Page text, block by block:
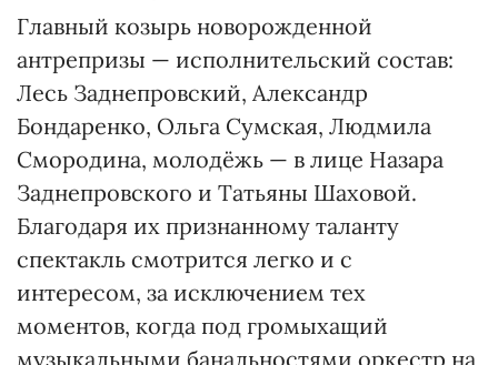
Главный козырь новорожденной
антрепризы — исполнительский состав:
Лесь Заднепровский, Александр
Бондаренко, Ольга Сумская, Людмила
Смородина, молодёжь — в лице Назара
Заднепровского и Татьяны Шаховой.
Благодаря их признанному таланту
спектакль смотрится легко и с
интересом, за исключением тех
моментов, когда под громыхащий
музыкальными банальностями оркестр на